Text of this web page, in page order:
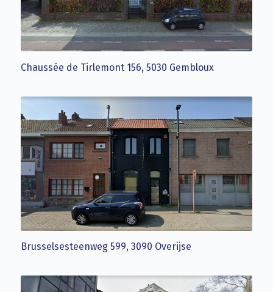
Chaussée de Tirlemont 156, 5030 Gembloux
Brusselsesteenweg 599, 3090 Overijse